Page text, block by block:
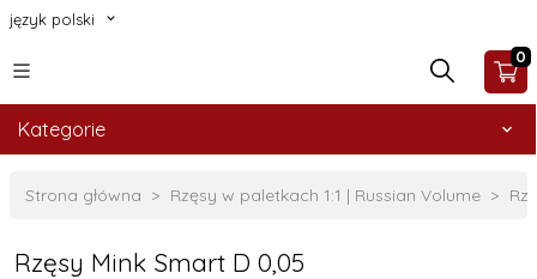
język polski
0
Kategorie
Strona główna Rzęsy w paletkach 1:1 | Russian Volume
Rzęsy Mink Smart D 0,05